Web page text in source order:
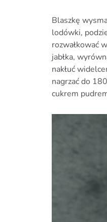
Blaszkę
lodówki,
rozwałkować
jabłka,
nakłuć
nagrzać do
cukrem